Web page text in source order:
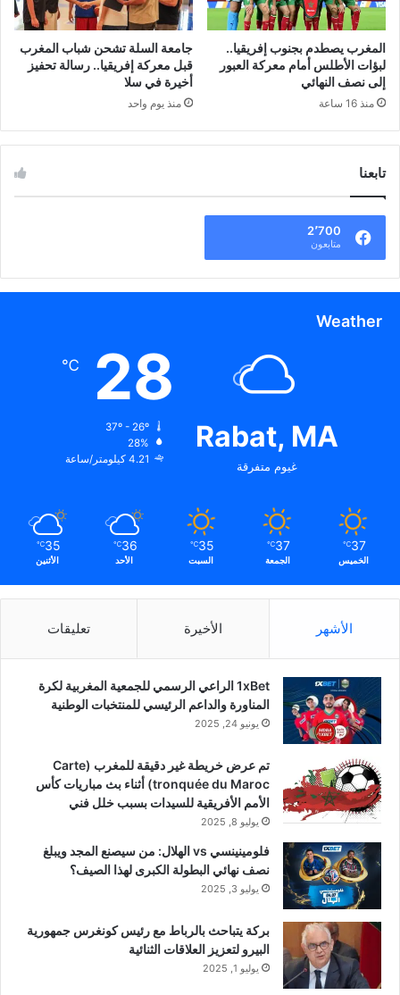
المغرب يصطدم بجنوب إفريقيا..
لبؤات الأطلس أمام معركة العبور
إلى نصف النهائي
منذ 16 ساعة
جامعة السلة تشحن شباب المغرب
قبل معركة إفريقيا.. رسالة تحفيز
أخيرة في سلا
منذ يوم واحد
تابعنا
2٬700
متابعون
Weather
Rabat, MA
غيوم متفرقة
28
℃
28%
4.21 كيلومتر/ساعة
37
℃
الخميس
37
℃
الجمعة
35
℃
السبت
36
℃
الأحد
35
℃
الأثنين
الأشهر الأخيرة تعليقات
1xBet الراعي الرسمي للجمعية المغربية لكرة
المناورة والداعم الرئيسي للمنتخبات الوطنية
يونيو 24, 2025
تم عرض خريطة غير دقيقة للمغرب (Carte
tronquée du Maroc) أثناء بث مباريات كأس
الأمم الأفريقية للسيدات بسبب خلل فني
يوليو 8, 2025
فلومينينسي vs الهلال: من سيصنع المجد ويبلغ
نصف نهائي البطولة الكبرى لهذا الصيف؟
يوليو 3, 2025
بركة يتباحث بالرباط مع رئيس كونغرس جمهورية
البيرو لتعزيز العلاقات الثنائية
يوليو 1, 2025